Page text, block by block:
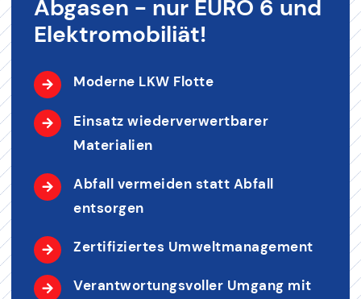
Abgasen - nur EURO 6 und
Elektromobiliät!
Moderne LKW Flotte
Einsatz wiederverwertbarer
Materialien
Abfall vermeiden statt Abfall
entsorgen
Zertifiziertes Umweltmanagement
Verantwortungsvoller Umgang mit